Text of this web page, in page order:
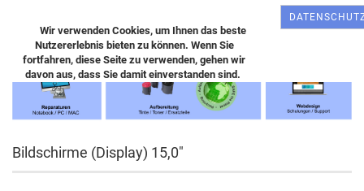
Wir verwenden Cookies, um Ihnen das beste
Nutzererlebnis bieten zu können. Wenn Sie
fortfahren, diese Seite zu verwenden, gehen wir
davon aus, dass Sie damit einverstanden sind.
Bildschirme (Display) 15,0"